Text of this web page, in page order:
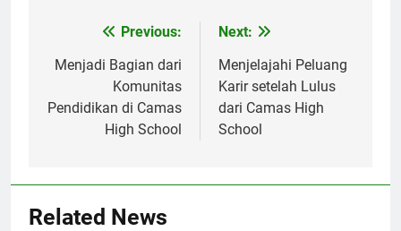
Navigasi
pos
Previous:
Menjadi Bagian dari
Komunitas
Pendidikan di Camas
High School
Next:
Menjelajahi Peluang
Karir setelah Lulus
dari Camas High
School
Related News